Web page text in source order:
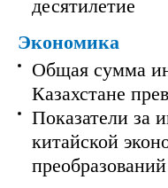
десятилетие
Экономика
Общая сумма
Казахстане
Показатели за
китайской
преобразований